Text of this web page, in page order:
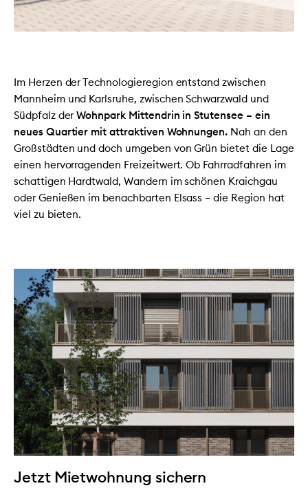
Im Herzen der Technologieregion entstand zwischen
Mannheim und Karlsruhe, zwischen Schwarzwald und
Südpfalz derWohnpark Mittendrin in Stutensee – ein
neues Quartier mit attraktiven Wohnungen. Nah an den
Großstädten und doch umgeben von Grün bietet die Lage
einen hervorragenden Freizeitwert. Ob Fahrradfahren im
schattigen Hardtwald, Wandern im schönen Kraichgau
oder Genießen im benachbarten Elsass – die Region hat
viel zu bieten.
Jetzt Mietwohnung sichern